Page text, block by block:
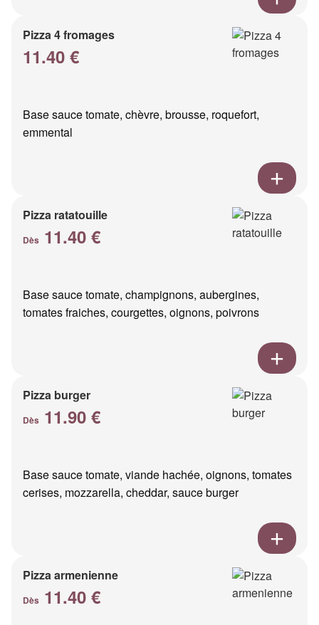
Pizza 4 fromages
11.40 €
Base sauce tomate, chèvre, brousse, roquefort,
emmental
Pizza ratatouille
Dès 11.40 €
Base sauce tomate, champignons, aubergines,
tomates fraiches, courgettes, oignons, poivrons
Pizza burger
Dès 11.90 €
Base sauce tomate, viande hachée, oignons, tomates
cerises, mozzarella, cheddar, sauce burger
Pizza armenienne
Dès 11.40 €